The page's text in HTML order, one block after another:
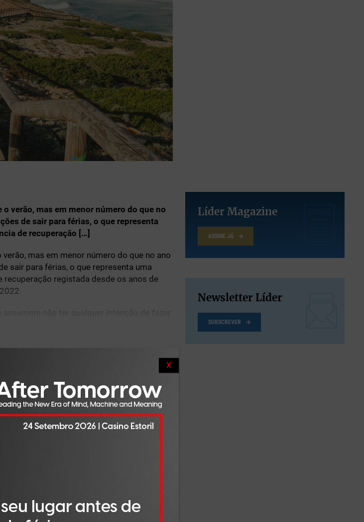
verão, mas em menor número do que no
de sair para férias, o que representa
de recuperação […]
mas em menor número do que no ano
sair para férias, o que representa uma
registada desde os anos de
não ter qualquer intenção de fazer
no ano anterior. A contenção
com o Algarve a manter a habitual
sendo Espanha (35%), França (17%) e
decisivo na escolha do destino: 40% dos
e amigos (24%).
de 966 euros — uma quebra de cerca de
(475€), seguida da viagem
média de 160€, o que poderá sugerir
mudar de ares e pouco mais.
Líder Magazine
ASSINE JÁ
Newsletter Líder
SUBSCREVER
X